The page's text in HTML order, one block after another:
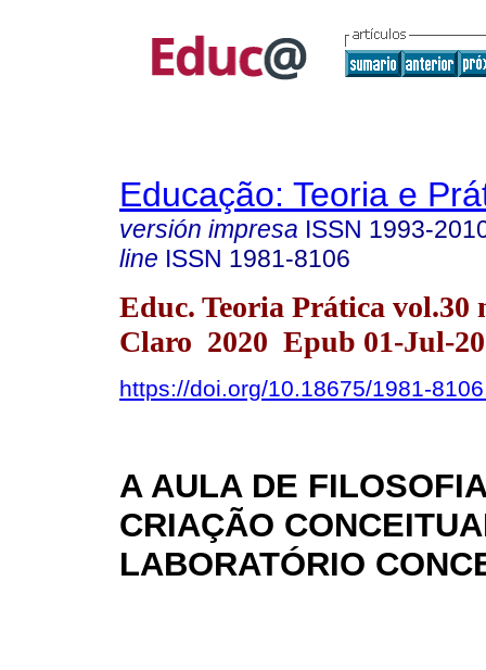
Educação: Teoria e
versión impresa ISSN 1993-
line ISSN 1981-8106
Educ. Teoria Prática vol.30
Claro 2020 Epub 01-Jul-
https://doi.org/10.18675/1981-
A AULA DE
CRIAÇÃO
LABORATÓRIO